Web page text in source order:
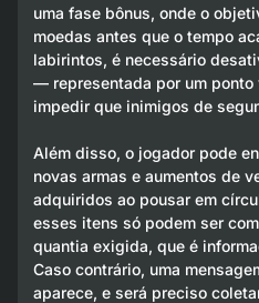
uma fase bônus, onde o
moedas antes que o tempo
labirintos, é necessário
— representada por um
impedir que inimigos de
Além disso, o jogador pode
novas armas e aumentos de
adquiridos ao pousar em
esses itens só podem ser
quantia exigida, que é
Caso contrário, uma
aparece, e será preciso